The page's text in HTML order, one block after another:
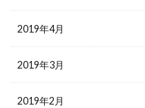
2019年4月
2019年3月
2019年2月